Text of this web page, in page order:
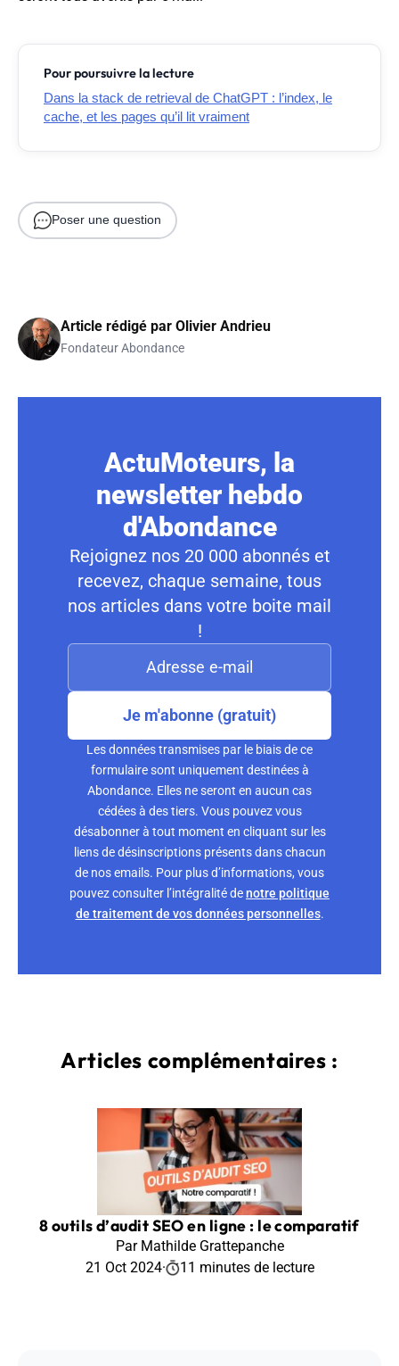
Pour poursuivre la lecture
Dans la stack de retrieval de ChatGPT : l’index, le
cache, et les pages qu’il lit vraiment
Poser une question
Article rédigé par Olivier Andrieu
Fondateur Abondance
ActuMoteurs, la
newsletter hebdo
d'Abondance
Rejoignez nos 20 000 abonnés et
recevez, chaque semaine, tous
nos articles dans votre boite mail
!
Je m'abonne (gratuit)
Les données transmises par le biais de ce
formulaire sont uniquement destinées à
Abondance. Elles ne seront en aucun cas
cédées à des tiers. Vous pouvez vous
désabonner à tout moment en cliquant sur les
liens de désinscriptions présents dans chacun
de nos emails. Pour plus d’informations, vous
pouvez consulter l’intégralité denotre politique
de traitement de vos données personnelles.
Articles complémentaires :
8 outils d’audit SEO en ligne : le comparatif
Par Mathilde Grattepanche
21 Oct 2024· 11 minutes de lecture